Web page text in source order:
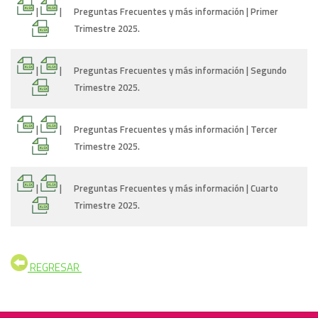
| |
Preguntas Frecuentes y más información | Primer
Trimestre 2025.
| |
Preguntas Frecuentes y más información | Segundo
Trimestre 2025.
| |
Preguntas Frecuentes y más información | Tercer
Trimestre 2025.
| |
Preguntas Frecuentes y más información | Cuarto
Trimestre 2025.
REGRESAR